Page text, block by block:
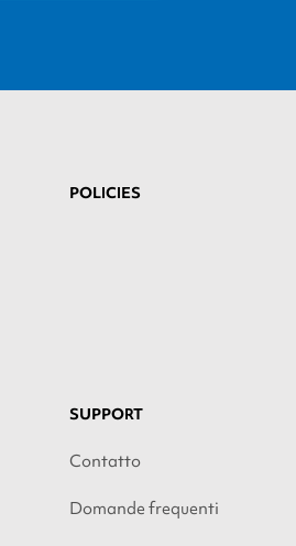
POLICIES
SUPPORT
Contatto
Domande frequenti